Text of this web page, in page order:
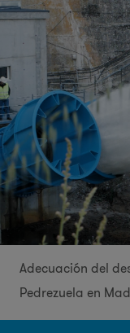
Adecuación del
Pedrezuela en